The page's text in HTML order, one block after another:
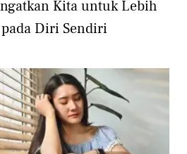
Kita untuk Lebih
Diri Sendiri